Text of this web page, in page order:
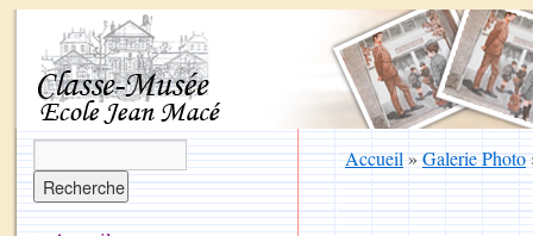
Accueil»Galerie Photo